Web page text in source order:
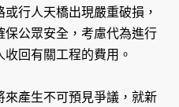
行人天橋出現嚴重破損，
公眾安全，考慮代為進行
回有關工程的費用。
產生不可預見爭議，就新